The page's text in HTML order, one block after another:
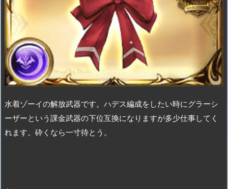
水着ゾーイの解放武器です。ハデス編成をしたい時にグラーシ
ーザーという課金武器の下位互換になりますが多少仕事してく
れます。砕くなら一寸待とう。